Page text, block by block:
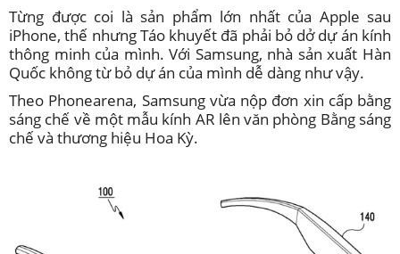
Từng được coi là sản phẩm lớn nhất của Apple sau
iPhone, thế nhưng Táo khuyết đã phải bỏ dở dự án kính
thông minh của mình. Với Samsung, nhà sản xuất Hàn
Quốc không từ bỏ dự án của mình dễ dàng như vậy.
Theo Phonearena, Samsung vừa nộp đơn xin cấp bằng
sáng chế về một mẫu kính AR lên văn phòng Bằng sáng
chế và thương hiệu Hoa Kỳ.